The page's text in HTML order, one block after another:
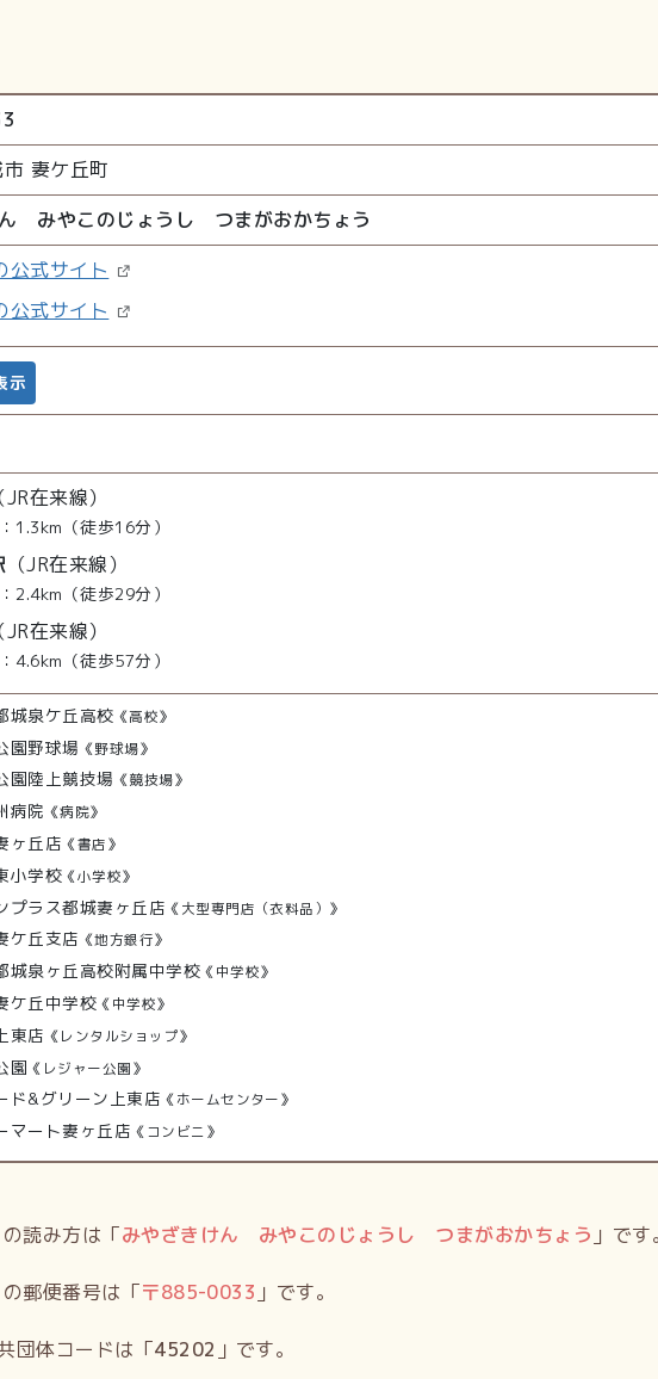
妻ケ丘町
みやこのじょうし つまがおかちょう
公式サイト
公式サイト
示
JR在来線）
（徒歩16分）
（JR在来線）
（徒歩29分）
JR在来線）
（徒歩57分）
城泉ケ丘高校 《高校》
園野球場 《野球場》
園陸上競技場 《競技場》
病院 《病院》
ヶ丘店 《書店》
小学校 《小学校》
プラス都城妻ヶ丘店 《大型専門店（衣料品）》
ケ丘支店 《地方銀行》
城泉ヶ丘高校附属中学校 《中学校》
ケ丘中学校 《中学校》
東店 《レンタルショップ》
園 《レジャー公園》
ド&グリーン上東店 《ホームセンター》
マート妻ヶ丘店 《コンビニ》
の読み方は「みやざきけん みやこのじょうし つまがおかちょう 」です
の郵便番号は「〒885-0033 」です。
団体コードは「45202 」です。